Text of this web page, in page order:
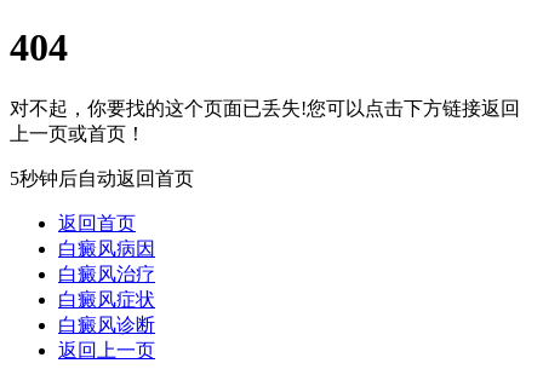
404
对不起，你要找的这个页面已丢失!您可以点击下方链接返回
上一页或首页！
5秒钟后自动返回首页
返回首页
白癜风病因
白癜风治疗
白癜风症状
白癜风诊断
返回上一页